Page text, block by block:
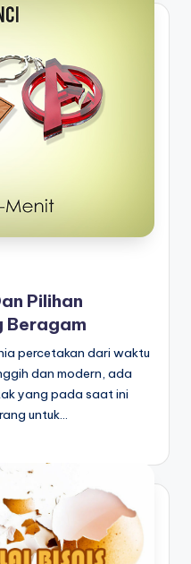
Pilihan
Beragam
percetakan dari waktu
dan modern, ada
yang pada saat ini
untuk…